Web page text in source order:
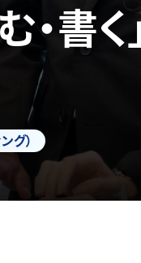
・書く
グ）